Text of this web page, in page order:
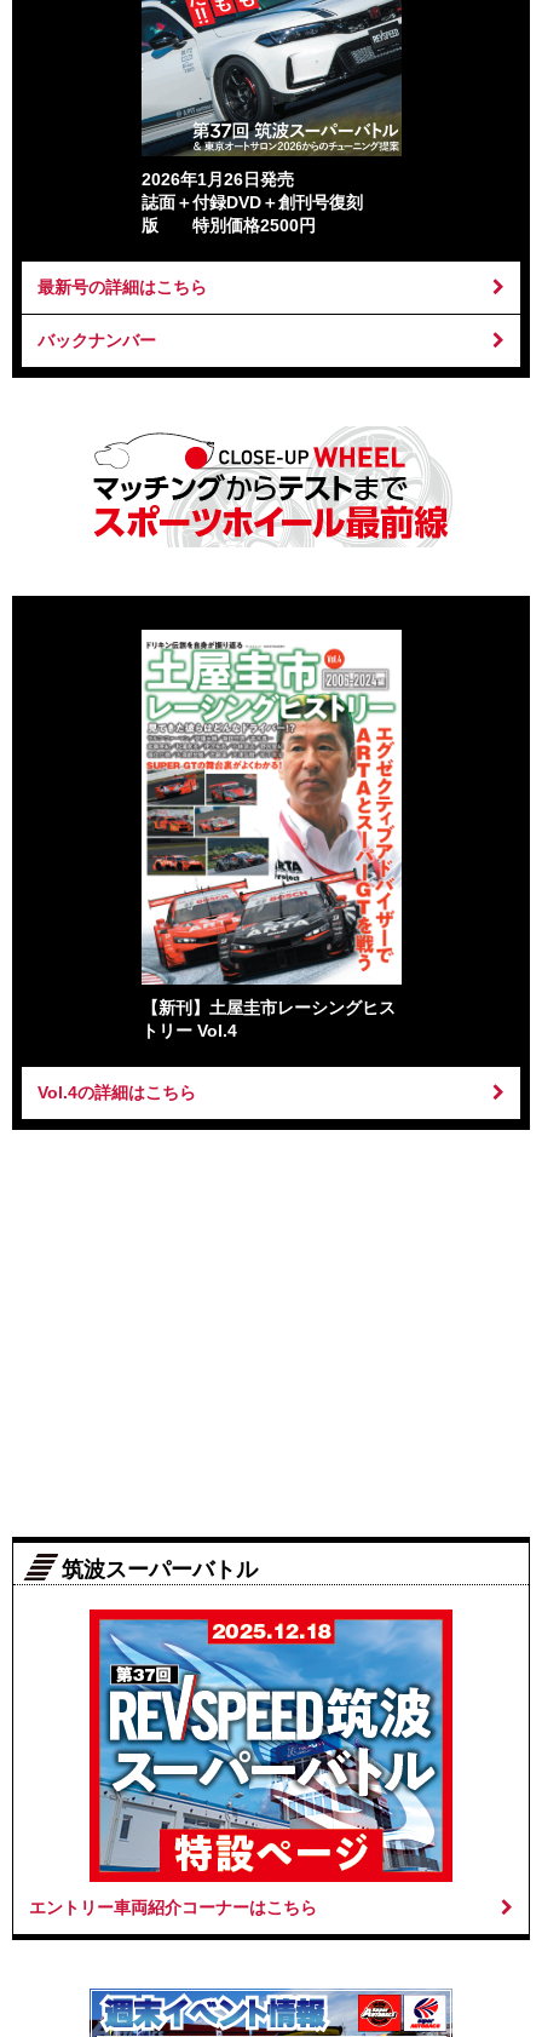
2026年1月26日発売
誌面＋付録DVD＋創刊号復刻
版 特別価格2500円
最新号の詳細はこちら
バックナンバー
【新刊】土屋圭市レーシングヒス
トリー Vol.4
Vol.4の詳細はこちら
筑波スーパーバトル
エントリー車両紹介コーナーはこちら